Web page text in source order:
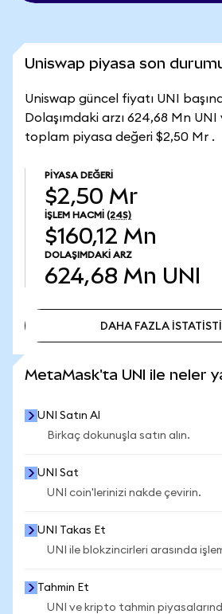
Uniswap piyasa son
Uniswap güncel fiyatı UNI
Dolaşımdaki arzı 624,68 Mn
toplam piyasa değeri $2,50 Mr .
PIYASA DEĞERI
$2,50 Mr
İŞLEM HACMI (24S)
$160,12 Mn
DOLAŞIMDAKI ARZ
624,68 Mn UNI
DAHA FAZLA
MetaMask'ta UNI ile neler
UNI Satın Al
Birkaç dokunuşla satın alın.
UNI Sat
UNI coin'lerinizi nakde çevirin.
UNI Takas Et
UNI ile blokzincirleri arasında
Tahmin Et
UNI ve kripto tahmin